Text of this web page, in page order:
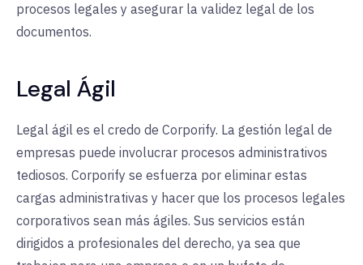
procesos legales y asegurar la validez legal de los
documentos.
Legal Ágil
Legal ágil es el credo de Corporify. La gestión legal de
empresas puede involucrar procesos administrativos
tediosos. Corporify se esfuerza por eliminar estas
cargas administrativas y hacer que los procesos legales
corporativos sean más ágiles. Sus servicios están
dirigidos a profesionales del derecho, ya sea que